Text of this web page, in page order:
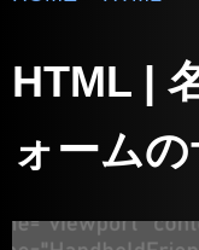
HTML |
ォーム